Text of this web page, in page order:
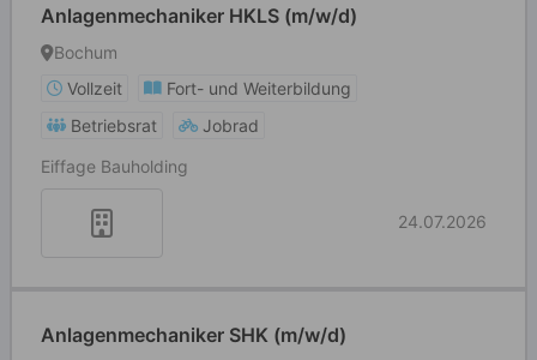
Anlagenmechaniker HKLS (m/w/d)
Bochum
Vollzeit
Fort- und Weiterbildung
Betriebsrat
Jobrad
Eiffage Bauholding
24.07.2026
Anlagenmechaniker SHK (m/w/d)